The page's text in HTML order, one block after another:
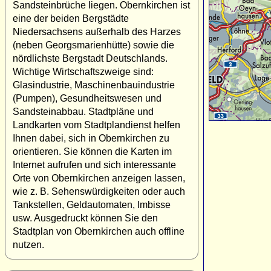
Sandsteinbrüche liegen. Obernkirchen ist
eine der beiden Bergstädte
Niedersachsens außerhalb des Harzes
(neben Georgsmarienhütte) sowie die
nördlichste Bergstadt Deutschlands.
Wichtige Wirtschaftszweige sind:
Glasindustrie, Maschinenbauindustrie
(Pumpen), Gesundheitswesen und
Sandsteinabbau. Stadtpläne und
Landkarten vom Stadtplandienst helfen
Ihnen dabei, sich in Obernkirchen zu
orientieren. Sie können die Karten im
Internet aufrufen und sich interessante
Orte von Obernkirchen anzeigen lassen,
wie z. B. Sehenswürdigkeiten oder auch
Tankstellen, Geldautomaten, Imbisse
usw. Ausgedruckt können Sie den
Stadtplan von Obernkirchen auch offline
nutzen.